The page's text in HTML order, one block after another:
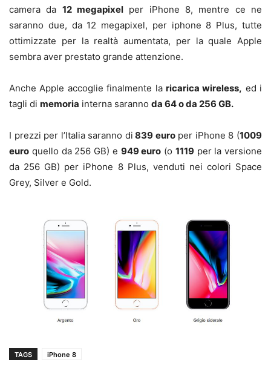
camera da 12 megapixel per iPhone 8, mentre ce ne
saranno due, da 12 megapixel, per iphone 8 Plus, tutte
ottimizzate per la realtà aumentata, per la quale Apple
sembra aver prestato grande attenzione.
Anche Apple accoglie finalmente la ricarica wireless, ed i
tagli di memoria interna saranno da 64 o da 256 GB.
I prezzi per l’Italia saranno di 839 europer iPhone 8 (1009
euro quello da 256 GB) e 949 euro (o 1119per la versione
da 256 GB) per iPhone 8 Plus, venduti nei colori Space
Grey, Silver e Gold.
TAGS iPhone 8